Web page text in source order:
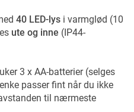
40 LED-lys i varmglød (10
ute og inne (IP44-
3 x AA-batterier (selges
passer fint når du ikke
til nærmeste